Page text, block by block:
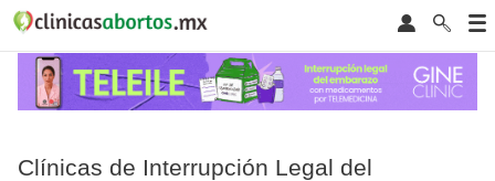
Clínicas de Interrupción Legal del